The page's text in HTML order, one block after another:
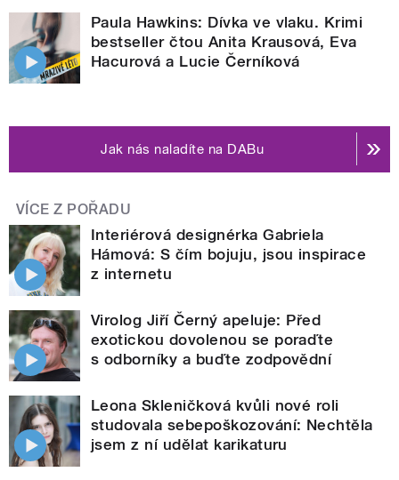
Paula Hawkins: Dívka ve vlaku. Krimi
bestseller čtou Anita Krausová, Eva
Hacurová a Lucie Černíková
Jak nás naladíte na DABu
VÍCE Z POŘADU
Interiérová designérka Gabriela
Hámová: S čím bojuju, jsou inspirace
z internetu
Virolog Jiří Černý apeluje: Před
exotickou dovolenou se poraďte
s odborníky a buďte zodpovědní
Leona Skleničková kvůli nové roli
studovala sebepoškozování: Nechtěla
jsem z ní udělat karikaturu